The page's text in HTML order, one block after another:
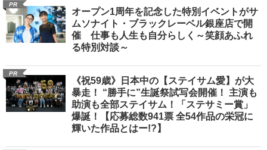
PR
オープン1周年を記念した特別イベントがサ
ムソナイト・ブラックレーベル銀座店で開
催 仕事も人生も自分らしく～笑顔あふれ
る特別対談～
PR
《祝59歳》日本中の【ステイサム愛】が大
暴走！ “勝手に”生誕祭試写会開催！ 主演も
助演も全部ステイサム！「ステサミー賞」
爆誕！【応募総数941票 全54作品の栄冠に
輝いた作品とはー!?】